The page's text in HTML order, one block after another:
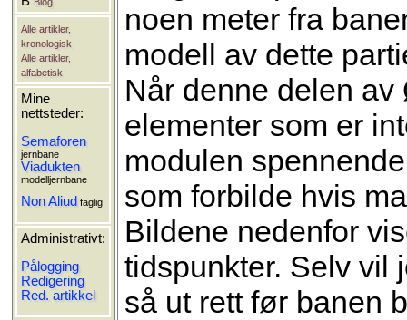
Alle artikler,
kronologisk
Alle artikler,
alfabetisk
Mine
nettsteder:
Semaforen
jernbane
Viadukten
modelljernbane
Non Aliud faglig
Administrativt:
Pålogging
Redigering
Red. artikkel
noen meter fra
modell av dette
Når denne delen
elementer som er
modulen
som forbilde hvis
Bildene nedenfor
tidspunkter. Selv vil
så ut rett før banen